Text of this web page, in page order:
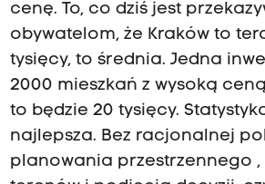
cenę. To, co dziś jest
obywatelom, że Kraków to
tysięcy, to średnia. Jedna
2000 mieszkań z wysoką
to będzie 20 tysięcy.
najlepsza. Bez racjonalnej
planowania przestrzennego ,